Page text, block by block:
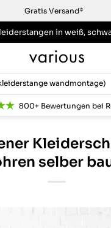
Gratis Versand*
in weiß,
800+ Bewertungen bei
selber